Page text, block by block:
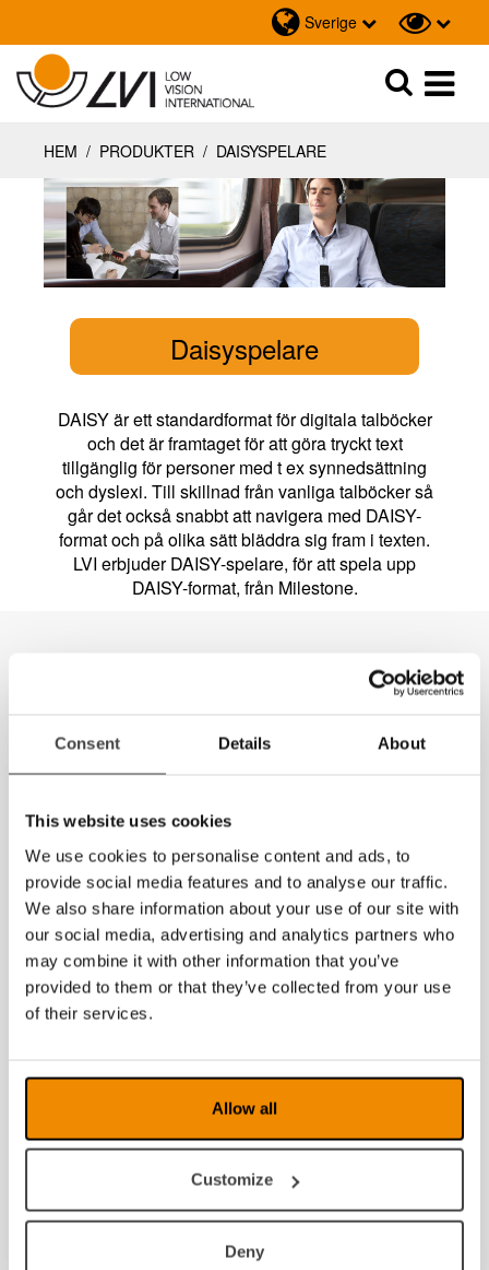
Consent Details About
This website uses cookies
We use cookies to personalise content and ads, to
provide social media features and to analyse our traffic.
We also share information about your use of our site with
our social media, advertising and analytics partners who
may combine it with other information that you’ve
provided to them or that they’ve collected from your use
of their services.
Allow all
Customize
Deny
Sverige
Sök
HEM / PRODUKTER / DAISYSPELARE
Daisyspelare
DAISY är ett standardformat för digitala talböcker
och det är framtaget för att göra tryckt text
tillgänglig för personer med t ex synnedsättning
och dyslexi. Till skillnad från vanliga talböcker så
går det också snabbt att navigera med DAISY-
format och på olika sätt bläddra sig fram i texten.
LVI erbjuder DAISY-spelare, för att spela upp
DAISY-format, från Milestone.